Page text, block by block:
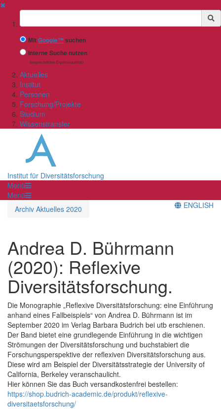
✖
Suchbegriff
MitGoogle™ suchen
Interne Suche nutzen
(eingeschränkte Ergebnisqualität)
Aktuelles
Institut
Personen
Forschung/Projekte
Studium
Wissenstransfer
Institut für Diversitätsforschung
Menü
Menü
Archiv Aktuelles 2020
ENGLISH
Andrea D. Bührmann
(2020): Reflexive
Diversitätsforschung.
Die Monographie „Reflexive Diversitätsforschung: eine Einführung
anhand eines Fallbeispiels“ von Andrea D. Bührmann ist im
September 2020 im Verlag Barbara Budrich bei utb erschienen.
Der Band bietet eine grundlegende Einführung in die wichtigen
Strömungen der Diversitätsforschung und buchstabiert die
Forschungsperspektive der reflexiven Diversitätsforschung aus.
Diese wird am Beispiel der Diversitätsstrategie der University of
California, Berkeley veranschaulicht.
Hier können Sie das Buch versandkostenfrei bestellen:
https://shop.budrich-academic.de/produkt/reflexive-
diversitaetsforschung/